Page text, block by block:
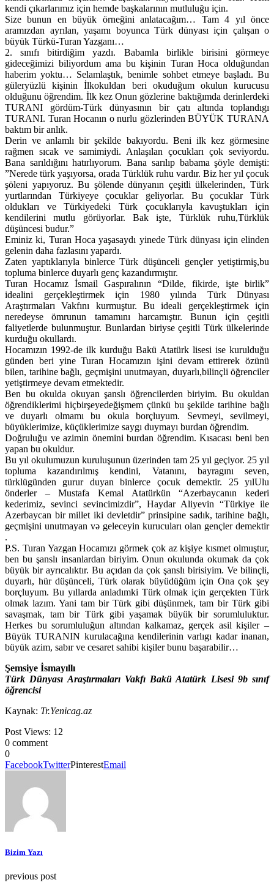
kendi çıkarlarımız için hemde başkalarının mutluluğu için.
Size bunun en büyük örneğini anlatacağım… Tam 4 yıl önce
aramızdan ayrılan, yaşamı boyunca Türk dünyası için çalışan o
büyük Türkü-Turan Yazganı…
2. sınıfı bitirdiğim yazdı. Babamla birlikle birisini görmeye
gideceğimizi biliyordum ama bu kişinin Turan Hoca olduğundan
haberim yoktu… Selamlaştık, benimle sohbet etmeye başladı. Bu
güleryüzlü kişinin İlkokuldan beri okuduğum okulun kurucusu
olduğunu öğrendim. İlk kez Onun gözlerine baktığımda derinlerdeki
TURANI gördüm-Türk dünyasının bir çatı altında toplandıgı
TURANI. Turan Hocanın o nurlu gözlerinden BÜYÜK TURANA
baktım bir anlık.
Derin ve anlamlı bir şekilde bakıyordu. Beni ilk kez görmesine
rağmen sıcak ve samimiydi. Anlaşılan çocukları çok seviyordu.
Bana sarıldığını hatırlıyorum. Bana sarılıp babama şöyle demişti:
”Nerede türk yaşıyorsa, orada Türklük ruhu vardır. Biz her yıl çocuk
şöleni yapıyoruz. Bu şölende dünyanın çeşitli ülkelerinden, Türk
yurtlarından Türkiyeye çocuklar geliyorlar. Bu çocuklar Türk
oldukları ve Türkiyedeki Türk çocuklarıyla kavuştukları için
kendilerini mutlu görüyorlar. Bak işte, Türklük ruhu,Türklük
düşüncesi budur.”
Eminiz ki, Turan Hoca yaşasaydı yinede Türk dünyası için elinden
gelenin daha fazlasını yapardı.
Zaten yaptıklarıyla binlerce Türk düşünceli gençler yetiştirmiş,bu
topluma binlerce duyarlı genç kazandırmıştır.
Turan Hocamız İsmail Gaspıralının “Dilde, fikirde, işte birlik”
idealini gerçekleştirmek için 1980 yılında Türk Dünyası
Araştırmaları Vakfını kurmuştur. Bu ideali gerçekleştirmek için
neredeyse ömrunun tamamını harcamıştır. Bunun için çeşitli
faliyetlerde bulunmuştur. Bunlardan biriyse çeşitli Türk ülkelerinde
kurduğu okullardı.
Hocamızın 1992-de ilk kurduğu Bakü Atatürk lisesi ise kurulduğu
günden beri yine Turan Hocamızın işini devam ettirerek özünü
bilen, tarihine bağlı, geçmişini unutmayan, duyarlı,bilinçli öğrenciler
yetiştirmeye devam etmektedir.
Ben bu okulda okuyan şanslı öğrencilerden biriyim. Bu okuldan
öğrendiklerimi hiçbirşeyedeğişmem çünkü bu şekilde tarihine bağlı
ve duyarlı olmamı bu okula borçluyum. Sevmeyi, sevilmeyi,
büyüklerimize, küçüklerimize saygı duymayı burdan öğrendim.
Doğruluğu ve azimin önemini burdan öğrendim. Kısacası beni ben
yapan bu okuldur.
Bu yıl okulumuzun kuruluşunun üzerinden tam 25 yıl geçiyor. 25 yıl
topluma kazandırılmış kendini, Vatanını, bayragını seven,
türklügünden gurur duyan binlerce çocuk demektir. 25 yılUlu
önderler – Mustafa Kemal Atatürkün “Azerbaycanın kederi
kederimiz, sevinci sevincimizdir”, Haydar Aliyevin “Türkiye ile
Azerbaycan bir millet iki devletdir” prinsipine sadık, tarihine bağlı,
geçmişini unutmayan və geleceyin kurucuları olan gençler demektir
.
P.S. Turan Yazgan Hocamızı görmek çok az kişiye kısmet olmuştur,
ben bu şanslı insanlardan biriyim. Onun okulunda okumak da çok
büyük bir ayrıcalıktır. Bu açıdan da çok şanslı birisiyim. Ve bilinçli,
duyarlı, hür düşünceli, Türk olarak büyüdüğüm için Ona çok şey
borçluyum. Bu yıllarda anladımki Türk olmak için gerçekten Türk
olmak lazım. Yani tam bir Türk gibi düşünmek, tam bir Türk gibi
savaşmak, tam bir Türk gibi yaşamak büyük bir sorumluluktur.
Herkes bu sorumluluğun altından kalkamaz, gerçek asil kişiler –
Büyük TURANIN kurulacağına kendilerinin varlıgı kadar inanan,
büyük azim, sabır ve cesaret sahibi kişiler bunu başarabilir…
Şemsiye İsmayıllı
Türk Dünyası Araştırmaları Vakfı Bakü Atatürk Lisesi 9b sınıf
öğrencisi
Kaynak: Tr.Yenicag.az
Post Views: 12
0 comment
0
FacebookTwitterPinterestEmail
Bizim Yazı
previous post